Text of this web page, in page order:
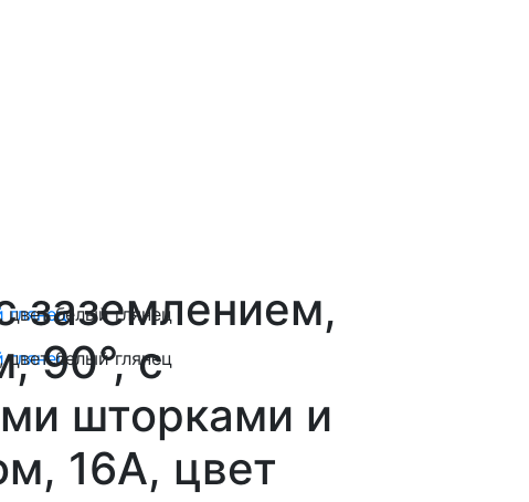
заземлением,
90°, с
шторками и
16А, цвет